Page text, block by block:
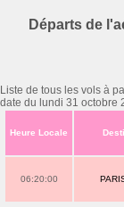
Départs de
Liste de tous les vols à
date du lundi 31 octobre
Heure Locale
06:20:00